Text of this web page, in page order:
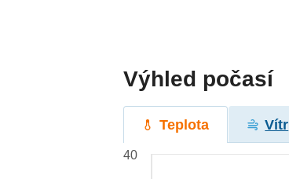
Výhled počasí
Teplota Vítr
40